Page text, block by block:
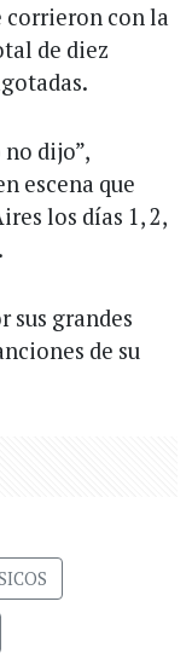
corrieron con la
de diez
dijo”,
escena que
los días 1, 2,
sus grandes
de su